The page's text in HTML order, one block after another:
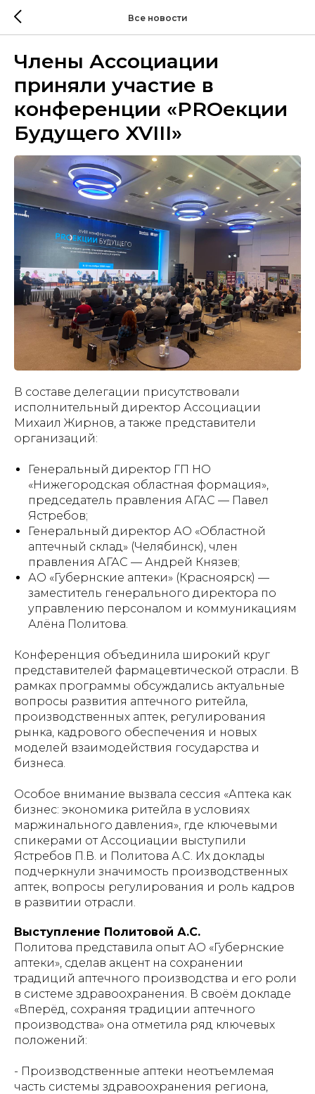
Все новости
Члены Ассоциации
приняли участие в
конференции «PROекции
Будущего XVIII»
В составе делегации присутствовали
исполнительный директор Ассоциации
Михаил Жирнов, а также представители
организаций:
Генеральный директор ГП НО
«Нижегородская областная формация»,
председатель правления АГАС — Павел
Ястребов;
Генеральный директор АО «Областной
аптечный склад» (Челябинск), член
правления АГАС — Андрей Князев;
АО «Губернские аптеки» (Красноярск) —
заместитель генерального директора по
управлению персоналом и коммуникациям
Алёна Политова.
Конференция объединила широкий круг
представителей фармацевтической отрасли. В
рамках программы обсуждались актуальные
вопросы развития аптечного ритейла,
производственных аптек, регулирования
рынка, кадрового обеспечения и новых
моделей взаимодействия государства и
бизнеса.
Особое внимание вызвала сессия «Аптека как
бизнес: экономика ритейла в условиях
маржинального давления», где ключевыми
спикерами от Ассоциации выступили
Ястребов П.В. и Политова А.С. Их доклады
подчеркнули значимость производственных
аптек, вопросы регулирования и роль кадров
в развитии отрасли.
Выступление Политовой А.С.
Политова представила опыт АО «Губернские
аптеки», сделав акцент на сохранении
традиций аптечного производства и его роли
в системе здравоохранения. В своём докладе
«Вперёд, сохраняя традиции аптечного
производства» она отметила ряд ключевых
положений:
- Производственные аптеки неотъемлемая
часть системы здравоохранения региона,